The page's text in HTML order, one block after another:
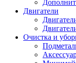
Двигатели
Очистка и